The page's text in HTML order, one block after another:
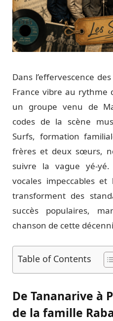
Dans l’effervescence
France vibre au rythme
un groupe venu de
codes de la scène
Surfs, formation
frères et deux sœurs,
suivre la vague yé-
vocales impeccables
transforment des
succès populaires,
chanson de cette
Table of Contents
De Tananarive à
de la famille